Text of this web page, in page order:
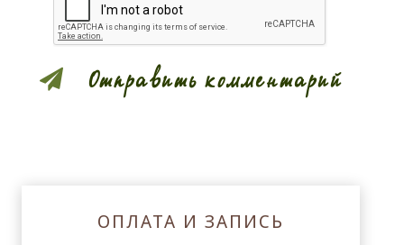
Отправить комментарий
ОПЛАТА И ЗАПИСЬ